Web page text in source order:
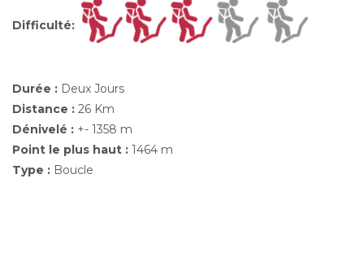
Difficulté:
Durée : Deux Jours
Distance : 26 Km
Dénivelé : +- 1358 m
Point le plus haut : 1464 m
Type : Boucle